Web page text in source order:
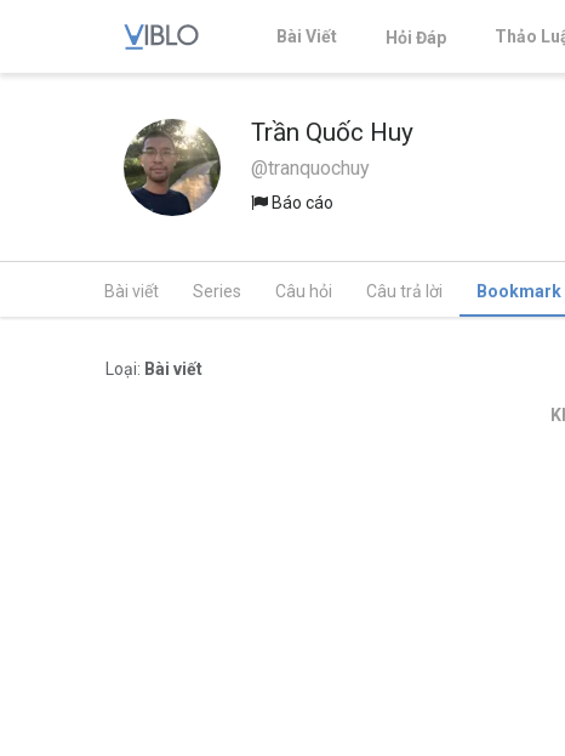
Bài Viết Hỏi Đáp Thảo
Trần Quốc Huy
@tranquochuy
Báo cáo
Bài viết Series Câu hỏi Câu trả lời Bookmark
Loại: Bài viết